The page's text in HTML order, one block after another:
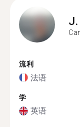
J.
流利
法语
学
英语